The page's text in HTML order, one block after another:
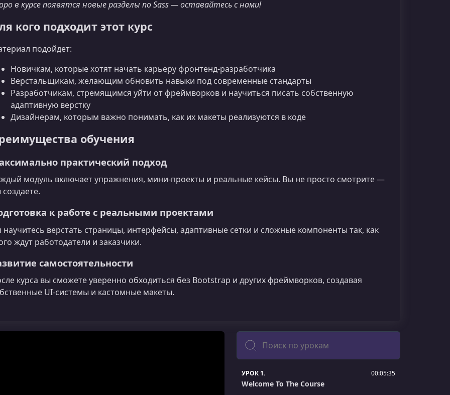
в курсе появятся новые разделы по Sass — оставайтесь с нами!
кого подходит этот курс
подойдет:
Новичкам, которые хотят начать карьеру фронтенд‑разработчика
Верстальщикам, желающим обновить навыки под современные стандарты
Разработчикам, стремящимся уйти от фреймворков и научиться писать собственную
адаптивную верстку
Дизайнерам, которым важно понимать, как их макеты реализуются в коде
обучения
практический подход
модуль включает упражнения, мини‑проекты и реальные кейсы. Вы не просто смотрите —
создаете.
к работе с реальными проектами
научитесь верстать страницы, интерфейсы, адаптивные сетки и сложные компоненты так, как
ждут работодатели и заказчики.
самостоятельности
курса вы сможете уверенно обходиться без Bootstrap и других фреймворков, создавая
UI-системы и кастомные макеты.
Поиск
УРОК 1. 00:05:35
Welcome To The Course